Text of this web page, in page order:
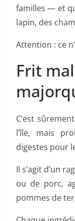
familles — et
lapin, des
Attention : ce
Frit
C’est
l’île, mais
digestes pour
Il s’agit d’un
ou de porc,
pommes de